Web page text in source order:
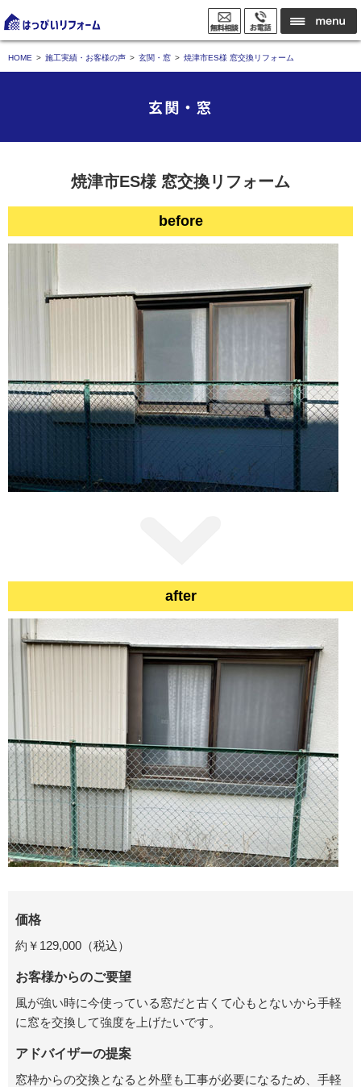
HOME 施工実績・お客様の声 玄関・窓 焼津市ES様 窓交換リフォーム
玄関・窓
焼津市ES様 窓交換リフォーム
before
after
価格
約￥129,000（税込）
お客様からのご要望
風が強い時に今使っている窓だと古くて心もとないから手軽
に窓を交換して強度を上げたいです。
アドバイザーの提案
窓枠からの交換となると外壁も工事が必要になるため、手軽